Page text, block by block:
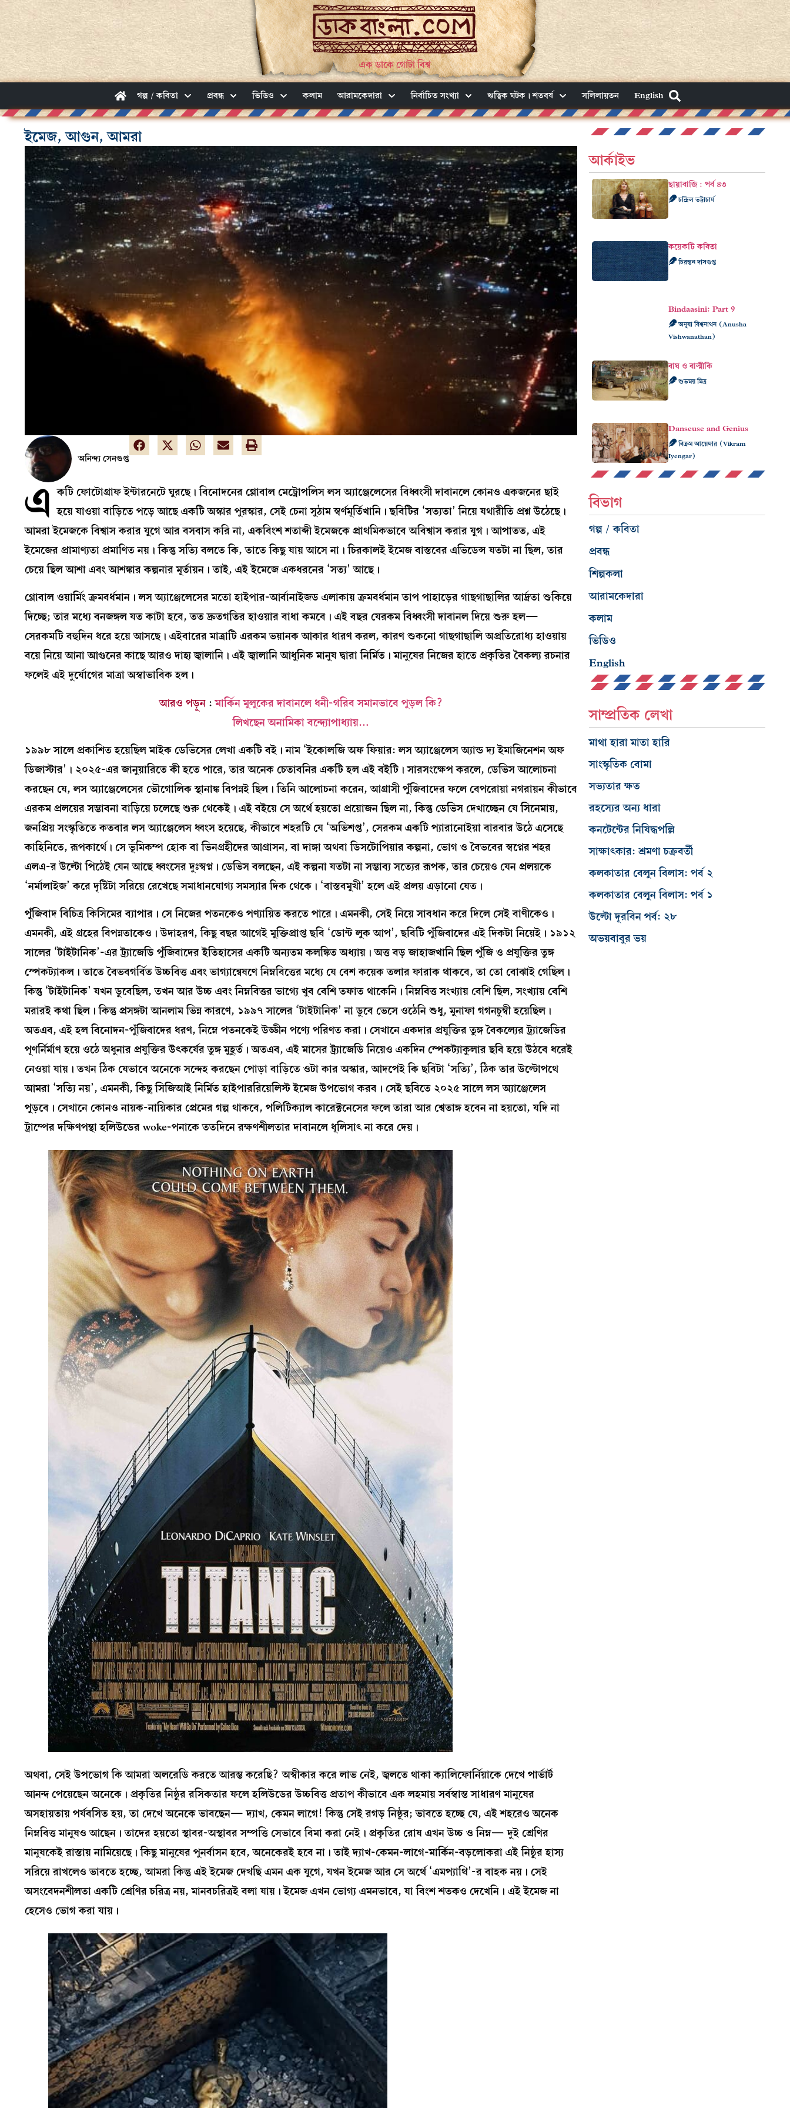
এক ডাকে গোটা বিশ্ব
গল্প / কবিতা প্রবন্ধ ভিডিও কলাম আরামকেদারা নির্বাচিত সংখ্যা ঋত্বিক ঘটক। শতবর্ষ সলিলায়তন English
ইমেজ, আগুন, আমরা
অনিন্দ্য সেনগুপ্ত
এ কটি ফোটোগ্রাফ ইন্টারনেটে ঘুরছে। বিনোদনের গ্লোবাল মেট্রোপলিস লস অ্যাঞ্জেলেসের বিধ্বংসী দাবানলে কোনও একজনের ছাই
হয়ে যাওয়া বাড়িতে পড়ে আছে একটি অস্কার পুরস্কার, সেই চেনা সুঠাম স্বর্ণমূর্তিখানি। ছবিটির ‘সত্যতা’ নিয়ে যথারীতি প্রশ্ন উঠেছে।
আমরা ইমেজকে বিশ্বাস করার যুগে আর বসবাস করি না, একবিংশ শতাব্দী ইমেজকে প্রাথমিকভাবে অবিশ্বাস করার যুগ। আপাতত, এই
ইমেজের প্রামাণ্যতা প্রমাণিত নয়। কিন্তু সত্যি বলতে কি, তাতে কিছু যায় আসে না। চিরকালই ইমেজ বাস্তবের এভিডেন্স যতটা না ছিল, তার
চেয়ে ছিল আশা এবং আশঙ্কার কল্পনার মূর্তায়ন। তাই, এই ইমেজে একধরনের ‘সত্য’ আছে।
গ্লোবাল ওয়ার্মিং ক্রমবর্ধমান। লস অ্যাঞ্জেলেসের মতো হাইপার-আর্বানাইজড এলাকায় ক্রমবর্ধমান তাপ পাহাড়ের গাছগাছালির আর্দ্রতা শুকিয়ে
দিচ্ছে; তার মধ্যে বনজঙ্গল যত কাটা হবে, তত দ্রুতগতির হাওয়ার বাধা কমবে। এই বছর যেরকম বিধ্বংসী দাবানল দিয়ে শুরু হল—
সেরকমটি বহুদিন ধরে হয়ে আসছে। এইবারের মাত্রাটি এরকম ভয়ানক আকার ধারণ করল, কারণ শুকনো গাছগাছালি অপ্রতিরোধ্য হাওয়ায়
বয়ে নিয়ে আনা আগুনের কাছে আরও দাহ্য জ্বালানি। এই জ্বালানি আধুনিক মানুষ দ্বারা নির্মিত। মানুষের নিজের হাতে প্রকৃতির বৈকল্য রচনার
ফলেই এই দুর্যোগের মাত্রা অস্বাভাবিক হল।
আরও পড়ুন:মার্কিন মুলুকের দাবানলে ধনী-গরিব সমানভাবে পুড়ল কি?
লিখছেন অনামিকা বন্দ্যোপাধ্যায়…
১৯৯৮ সালে প্রকাশিত হয়েছিল মাইক ডেভিসের লেখা একটি বই। নাম ‘ইকোলজি অফ ফিয়ার: লস অ্যাঞ্জেলেস অ্যান্ড দ্য ইমাজিনেশন অফ
ডিজাস্টার’। ২০২৫-এর জানুয়ারিতে কী হতে পারে, তার অনেক চেতাবনির একটি হল এই বইটি। সারসংক্ষেপ করলে, ডেভিস আলোচনা
করছেন যে, লস অ্যাঞ্জেলেসের ভৌগোলিক স্থানাঙ্ক বিপন্নই ছিল। তিনি আলোচনা করেন, আগ্রাসী পুঁজিবাদের ফলে বেপরোয়া নগরায়ন কীভাবে
এরকম প্রলয়ের সম্ভাবনা বাড়িয়ে চলেছে শুরু থেকেই। এই বইয়ে সে অর্থে হয়তো প্রয়োজন ছিল না, কিন্তু ডেভিস দেখাচ্ছেন যে সিনেমায়,
জনপ্রিয় সংস্কৃতিতে কতবার লস অ্যাঞ্জেলেস ধ্বংস হয়েছে, কীভাবে শহরটি যে ‘অভিশপ্ত’, সেরকম একটি প্যারানোইয়া বারবার উঠে এসেছে
কাহিনিতে, রূপকার্থে। সে ভূমিকম্প হোক বা ভিনগ্রহীদের আগ্রাসন, বা দাঙ্গা অথবা ডিসটোপিয়ার কল্পনা, ভোগ ও বৈভবের স্বপ্নের শহর
এলএ-র উল্টো পিঠেই যেন আছে ধ্বংসের দুঃস্বপ্ন। ডেভিস বলছেন, এই কল্পনা যতটা না সম্ভাব্য সত্যের রূপক, তার চেয়েও যেন প্রলয়কে
‘নর্মালাইজ’ করে দৃষ্টিটা সরিয়ে রেখেছে সমাধানযোগ্য সমস্যার দিক থেকে। ‘বাস্তবমুখী’ হলে এই প্রলয় এড়ানো যেত।
পুঁজিবাদ বিচিত্র কিসিমের ব্যাপার। সে নিজের পতনকেও পণ্যায়িত করতে পারে। এমনকী, সেই নিয়ে সাবধান করে দিলে সেই বাণীকেও।
এমনকী, এই গ্রহের বিপন্নতাকেও। উদাহরণ, কিছু বছর আগেই মুক্তিপ্রাপ্ত ছবি ‘ডোন্ট লুক আপ’, ছবিটি পুঁজিবাদের এই দিকটা নিয়েই। ১৯১২
সালের ‘টাইটানিক’-এর ট্র্যাজেডি পুঁজিবাদের ইতিহাসের একটি অন্যতম কলঙ্কিত অধ্যায়। অত্ত বড় জাহাজখানি ছিল পুঁজি ও প্রযুক্তির তুঙ্গ
স্পেকট্যাকল। তাতে বৈভবগর্বিত উচ্চবিত্ত এবং ভাগ্যান্বেষণে নিম্নবিত্তের মধ্যে যে বেশ কয়েক তলার ফারাক থাকবে, তা তো বোঝাই গেছিল।
কিন্তু ‘টাইটানিক’ যখন ডুবেছিল, তখন আর উচ্চ এবং নিম্নবিত্তর ভাগ্যে খুব বেশি তফাত থাকেনি। নিম্নবিত্ত সংখ্যায় বেশি ছিল, সংখ্যায় বেশি
মরারই কথা ছিল। কিন্তু প্রসঙ্গটা আনলাম ভিন্ন কারণে, ১৯৯৭ সালের ‘টাইটানিক’ না ডুবে ভেসে ওঠেনি শুধু, মুনাফা গগনচুম্বী হয়েছিল।
অতএব, এই হল বিনোদন-পুঁজিবাদের ধরণ, নিম্নে পতনকেই উড্ডীন পণ্যে পরিণত করা। সেখানে একদার প্রযুক্তির তুঙ্গ বৈকল্যের ট্র্যাজেডির
পূণর্নির্মাণ হয়ে ওঠে অধুনার প্রযুক্তির উৎকর্ষের তুঙ্গ মুহূর্ত। অতএব, এই মাসের ট্র্যাজেডি নিয়েও একদিন স্পেকট্যাকুলার ছবি হয়ে উঠবে ধরেই
নেওয়া যায়। তখন ঠিক যেভাবে অনেকে সন্দেহ করছেন পোড়া বাড়িতে ওটা কার অস্কার, আদপেই কি ছবিটা ‘সত্যি’, ঠিক তার উল্টোপথে
আমরা ‘সত্যি নয়’, এমনকী, কিছু সিজিআই নির্মিত হাইপাররিয়েলিস্ট ইমেজ উপভোগ করব। সেই ছবিতে ২০২৫ সালে লস অ্যাঞ্জেলেস
পুড়বে। সেখানে কোনও নায়ক-নায়িকার প্রেমের গল্প থাকবে, পলিটিক্যাল কারেক্টনেসের ফলে তারা আর শ্বেতাঙ্গ হবেন না হয়তো, যদি না
ট্রাম্পের দক্ষিণপন্থা হলিউডের woke-পনাকে ততদিনে রক্ষণশীলতার দাবানলে ধূলিসাৎ না করে দেয়।
অথবা, সেই উপভোগ কি আমরা অলরেডি করতে আরম্ভ করেছি? অস্বীকার করে লাভ নেই, জ্বলতে থাকা ক্যালিফোর্নিয়াকে দেখে পার্ভার্ট
আনন্দ পেয়েছেন অনেকে। প্রকৃতির নিষ্ঠুর রসিকতার ফলে হলিউডের উচ্চবিত্ত প্রতাপ কীভাবে এক লহমায় সর্বস্বান্ত সাধারণ মানুষের
অসহায়তায় পর্যবসিত হয়, তা দেখে অনেকে ভাবছেন— দ্যাখ, কেমন লাগে! কিন্তু সেই রগড় নিষ্ঠুর; ভাবতে হচ্ছে যে, এই শহরেও অনেক
নিম্নবিত্ত মানুষও আছেন। তাদের হয়তো স্থাবর-অস্থাবর সম্পত্তি সেভাবে বিমা করা নেই। প্রকৃতির রোষ এখন উচ্চ ও নিম্ন— দুই শ্রেণির
মানুষকেই রাস্তায় নামিয়েছে। কিছু মানুষের পুনর্বাসন হবে, অনেকেরই হবে না। তাই দ্যাখ-কেমন-লাগে-মার্কিন-বড়লোকরা এই নিষ্ঠুর হাস্য
সরিয়ে রাখলেও ভাবতে হচ্ছে, আমরা কিন্তু এই ইমেজ দেখছি এমন এক যুগে, যখন ইমেজ আর সে অর্থে ‘এমপ্যাথি’-র বাহক নয়। সেই
অসংবেদনশীলতা একটি শ্রেণির চরিত্র নয়, মানবচরিত্রই বলা যায়। ইমেজ এখন ভোগ্য এমনভাবে, যা বিংশ শতকও দেখেনি। এই ইমেজ না
হেসেও ভোগ করা যায়।
আর্কাইভ
ছায়াবাজি : পর্ব ৪৩
চন্দ্রিল ভট্টাচার্য
কয়েকটি কবিতা
চিরন্তন দাসগুপ্ত
Bindaasini: Part 9
অনুষা বিশ্বনাথন (Anusha
Vishwanathan)
বাঘ ও বাল্মীকি
শুভময় মিত্র
Danseuse and Genius
বিক্রম আয়েঙ্গার (Vikram
Iyengar)
বিভাগ
গল্প / কবিতা
প্রবন্ধ
শিল্পকলা
আরামকেদারা
কলাম
ভিডিও
English
সাম্প্রতিক লেখা
মাথা হারা মাতা হারি
সাংস্কৃতিক বোমা
সভ্যতার ক্ষত
রহস্যের অন্য ধারা
কনটেন্টের নিষিদ্ধপল্লি
সাক্ষাৎকার: শ্রমণা চক্রবর্তী
কলকাতার বেলুন বিলাস: পর্ব ২
কলকাতার বেলুন বিলাস: পর্ব ১
উল্টো দূরবিন পর্ব: ২৮
অভয়বাবুর ভয়